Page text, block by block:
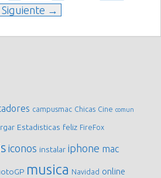
Siguiente →
campusmac Chicas Cine comun
Estadisticas feliz FireFox
iconos instalar iphone mac
musica Navidad online